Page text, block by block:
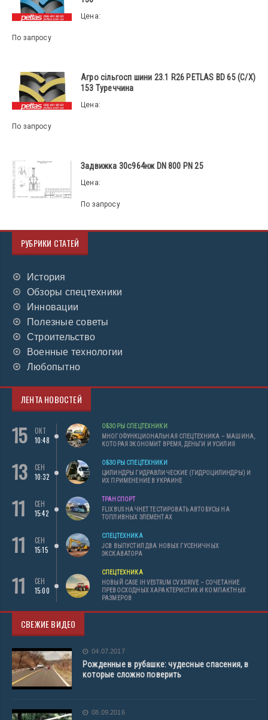
Цена:
По запросу
Агро сільгосп шини 23.1 R26 PETLAS BD 65 (С/Х)
153 Туреччина
Цена:
По запросу
Задвижка 30с964нж DN 800 PN 25
Цена:
По запросу
РУБРИКИ СТАТЕЙ
История
Обзоры спецтехники
Инновации
Полезные советы
Строительство
Военные технологии
Любопытно
ЛЕНТА НОВОСТЕЙ
15
ОКТ
10:48
ОБЗОРЫ СПЕЦТЕХНИКИ
МНОГОФУНКЦИОНАЛЬНАЯ СПЕЦТЕХНИКА – МАШИНА,
КОТОРАЯ ЭКОНОМИТ ВРЕМЯ, ДЕНЬГИ И УСИЛИЯ
13
СЕН
10:32
ОБЗОРЫ СПЕЦТЕХНИКИ
ЦИЛИНДРЫ ГИДРАВЛИЧЕСКИЕ (ГИДРОЦИЛИНДРЫ) И
ИХ ПРИМЕНЕНИЕ В УКРАИНЕ
11
СЕН
15:42
ТРАНСПОРТ
FLIXBUS НАЧНЕТ ТЕСТИРОВАТЬ АВТОБУСЫ НА
ТОПЛИВНЫХ ЭЛЕМЕНТАХ
11
СЕН
15:15
СПЕЦТЕХНИКА
JCB ВЫПУСТИЛ ДВА НОВЫХ ГУСЕНИЧНЫХ
ЭКСКАВАТОРА
11
СЕН
15:00
СПЕЦТЕХНИКА
НОВЫЙ CASE IH VESTRUM CVXDRIVE – СОЧЕТАНИЕ
ПРЕВОСХОДНЫХ ХАРАКТЕРИСТИК И КОМПАКТНЫХ
РАЗМЕРОВ
СВЕЖИЕ ВИДЕО
04.07.2017
Рожденные в рубашке: чудесные спасения, в
которые сложно поверить
08.09.2016